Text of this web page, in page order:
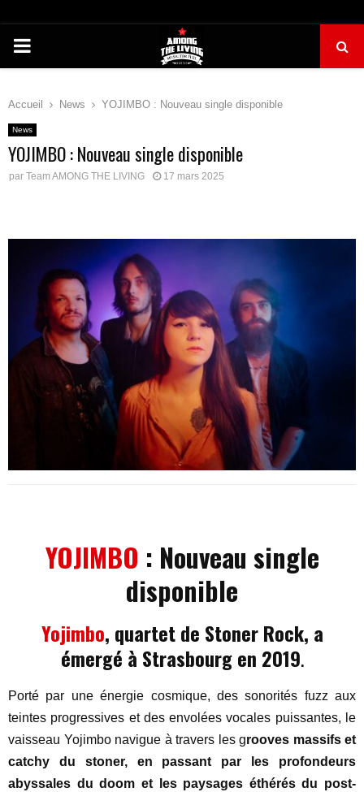
PRIMARY
Accueil News YOJIMBO : Nouveau single disponible
News
YOJIMBO : Nouveau single disponible
par Team AMONG THE LIVING 17 mars 2025
YOJIMBO : Nouveau single
disponible
Yojimbo, quartet de Stoner Rock, a
émergé à Strasbourg en 2019.
Porté par une énergie cosmique, des sonorités fuzz aux
teintes progressives et des envolées vocales puissantes, le
vaisseau Yojimbo navigue à travers les grooves massifs et
catchy du stoner, en passant par les profondeurs
abyssales du doom et les paysages éthérés du post-